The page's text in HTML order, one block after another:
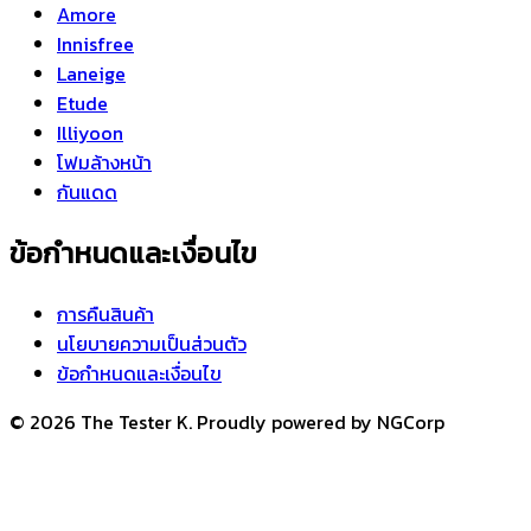
Amore
Innisfree
Laneige
Etude
Illiyoon
โฟมล้างหน้า
กันแดด
ข้อกำหนดและเงื่อนไข
การคืนสินค้า
นโยบายความเป็นส่วนตัว
ข้อกำหนดและเงื่อนไข
© 2026 The Tester K. Proudly powered by NGCorp